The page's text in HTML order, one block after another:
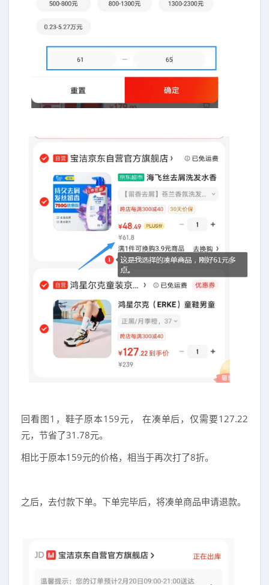
回看图1，鞋子原本159元， 在凑单后，仅需要127.22
元，节省了31.78元。
相比于原本159元的价格，相当于再次打了8折。
之后，去付款下单。下单完毕后，将凑单商品申请退款。